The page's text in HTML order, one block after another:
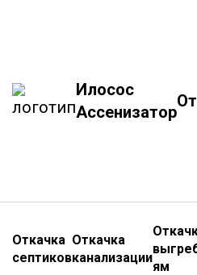
Илосос
Ассенизатор
Откачка
септиков
Откачка
канализации
ям